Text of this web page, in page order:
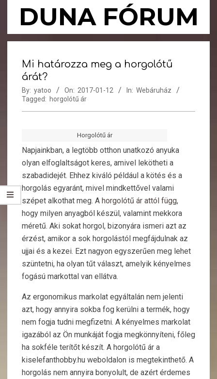
DUNA FÓRUM
Primary
MenuMi határozza meg a horgolótű
árát?
By: yatoo On: 2017-01-12 In: Webáruház
Tagged: horgolótű ár
Horgolótű ár
Napjainkban, a legtöbb otthon unatkozó anyuka
olyan elfoglaltságot keres, amivel lekötheti a
szabadidejét. Ehhez kiváló például a kötés és a
horgolás egyaránt, mivel mindkettővel valami
szépet alkothat meg. A horgolótű ár attól függ,
hogy milyen anyagból készül, valamint mekkora
méretű. Aki sokat horgol, bizonyára ismeri azt az
érzést, amikor a sok horgolástól megfájdulnak az
ujjai és a kezei. Ezt nagyon egyszerűen meg lehet
szüntetni, ha olyan tűt választ, amelyik kényelmes
fogású markottal van ellátva.
Az ergonomikus markolat egyáltalán nem jelenti
azt, hogy annyira sokba fog kerülni a termék, hogy
nem fogja tudni megfizetni. A kényelmes markolat
igazából az Ön munkáját fogja megkönnyíteni, főleg
ha sokféle terítőt készít. A horgolótű ár a
kiselefanthobby.hu weboldalon is megtekinthető. A
horgolás nem annyira bonyolult, de azért érdemes